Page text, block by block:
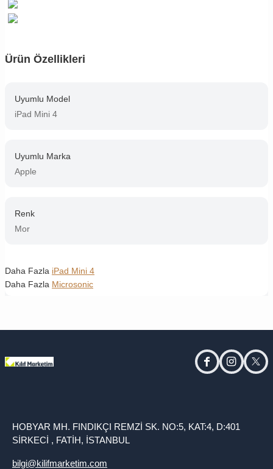
Ürün Özellikleri
Uyumlu Model
iPad Mini 4
Uyumlu Marka
Apple
Renk
Mor
Daha Fazla iPad Mini 4
Daha Fazla Microsonic
facebookinstagram
HOBYAR MH. FINDIKÇI REMZİ SK. NO:5, KAT:4, D:401
SİRKECİ , FATİH, İSTANBUL
bilgi@kilifmarketim.com